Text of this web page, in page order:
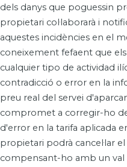
dels danys que poguessin
propietari col·laborarà i
aquestes incidències en el
coneixement fefaent que
cualquier tipo de actividad
contradicció o error en la
preu real del servei
compromet a corregir-ho
d'error en la tarifa aplicada
propietari podrà cancel·lar
compensant-ho amb un